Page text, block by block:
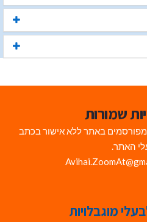
שמורות
באתר ללא אישור בכתב
האתר.
מוגבלויות